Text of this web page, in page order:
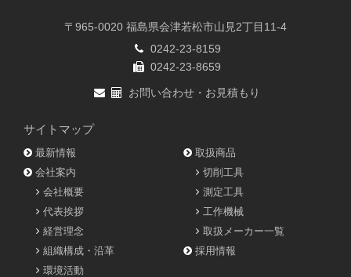
〒965-0020 福島県会津若松市山見2丁目11-4
0242-23-8159
0242-23-8659
お問い合わせ・お見積もり
サイトマップ
最新情報
会社案内
会社概要
代表挨拶
経営理念
組織構成・沿革
環境活動
取扱商品
切削工具
測定工具
工作機械
取扱メーカー一覧
採用情報